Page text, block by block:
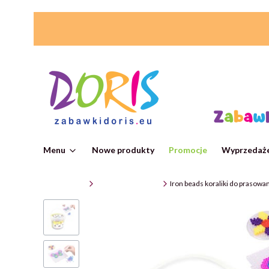
Menu Nowe produkty Promocje
Iron beads koraliki do